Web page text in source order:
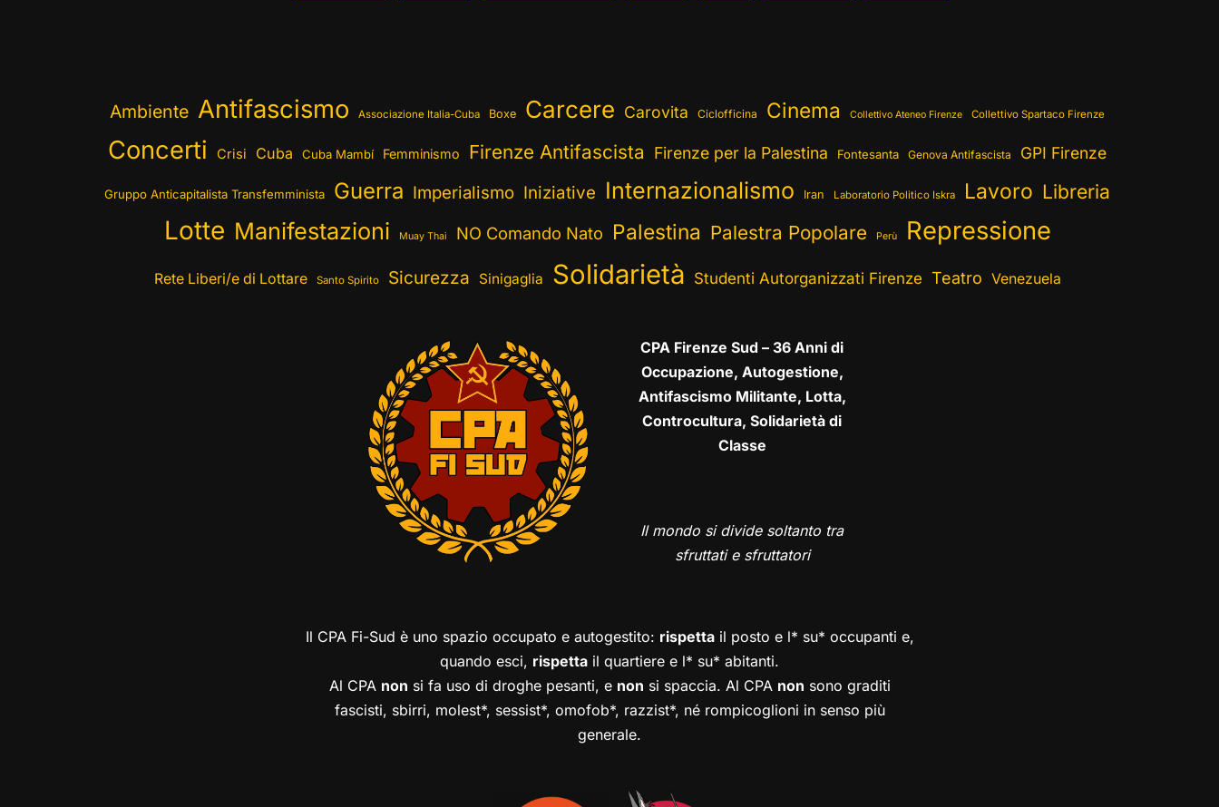
Ambiente Antifascismo Associazione Italia-Cuba Boxe Carcere Carovita Ciclofficina Cinema Collettivo Ateneo Firenze Collettivo Spartaco Firenze
Concerti Crisi Cuba Cuba Mambí Femminismo Firenze Antifascista Firenze per la Palestina Fontesanta Genova Antifascista GPI Firenze
Gruppo Anticapitalista Transfemminista Guerra Imperialismo Iniziative Internazionalismo Iran Laboratorio Politico Iskra Lavoro Libreria
Lotte Manifestazioni Muay Thai NO Comando Nato Palestina Palestra Popolare Perù Repressione
Rete Liberi/e di Lottare Santo Spirito Sicurezza Sinigaglia Solidarietà Studenti Autorganizzati Firenze Teatro Venezuela
CPA Firenze Sud – 36 Anni di
Occupazione, Autogestione,
Antifascismo Militante, Lotta,
Controcultura, Solidarietà di
Classe
Il mondo si divide soltanto tra
sfruttati e sfruttatori
Il CPA Fi-Sud è uno spazio occupato e autogestito: rispettail posto e l* su* occupanti e,
quando esci, rispetta il quartiere e l* su* abitanti.
Al CPA non si fa uso di droghe pesanti, e non si spaccia. Al CPA non sono graditi
fascisti, sbirri, molest*, sessist*, omofob*, razzist*, né rompicoglioni in senso più
generale.